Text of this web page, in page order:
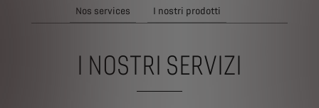
Nos services I nostri prodotti
I NOSTRI SERVIZI